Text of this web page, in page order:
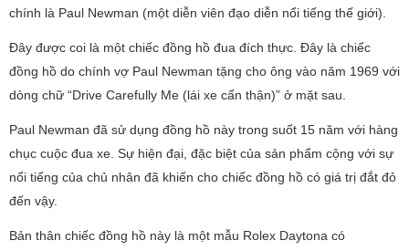
chính là Paul Newman (một diễn viên đạo diễn nổi tiếng thế giới).
Đây được coi là một chiếc đồng hồ đua đích thực. Đây là chiếc
đồng hồ do chính vợ Paul Newman tặng cho ông vào năm 1969 với
dòng chữ “Drive Carefully Me (lái xe cẩn thận)” ở mặt sau.
Paul Newman đã sử dụng đồng hồ này trong suốt 15 năm với hàng
chục cuộc đua xe. Sự hiện đại, đặc biệt của sản phẩm cộng với sự
nổi tiếng của chủ nhân đã khiến cho chiếc đồng hồ có giá trị đắt đỏ
đến vậy.
Bản thân chiếc đồng hồ này là một mẫu Rolex Daytona có